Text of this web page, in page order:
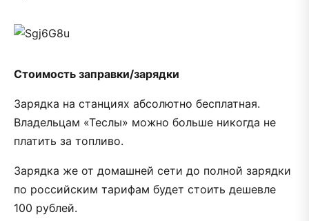
Стоимость заправки/зарядки
Зарядка на станциях абсолютно бесплатная.
Владельцам «Теслы» можно больше никогда не
платить за топливо.
Зарядка же от домашней сети до полной зарядки
по российским тарифам будет стоить дешевле
100 рублей.